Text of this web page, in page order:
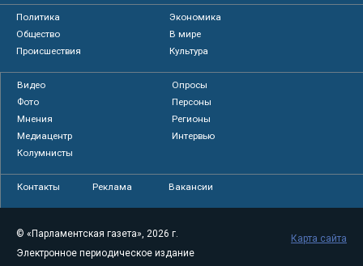
Политика
Экономика
Общество
В мире
Происшествия
Культура
Видео
Опросы
Фото
Персоны
Мнения
Регионы
Медиацентр
Интервью
Колумнисты
Контакты Реклама Вакансии
© «Парламентская газета», 2026 г.
Электронное периодическое издание
Карта сайта